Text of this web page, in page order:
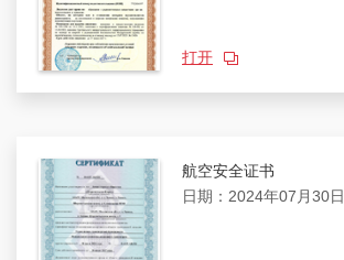
打开
航空安全证书
日期：2024年07月30日